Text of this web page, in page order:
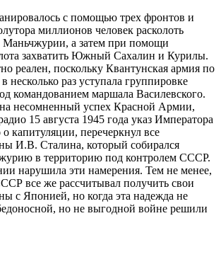
с помощью трех фронтов и
миллионов человек расколоть
Маньчжурии, а затем при помощи
захватить Южный Сахалин и Курилы.
реален, поскольку Квантунская армия по
несколько раз уступала группировке
командованием маршала Василевского.
несомненный успех Красной Армии,
15 августа 1945 года указ Императора
капитуляции, перечеркнул все
И.В. Сталина, который собирался
в территорию под контролем СССР.
нарушила эти намерения. Тем не менее,
все же рассчитывал получить свои
с Японией, но когда эта надежда не
но не выгодной войне решили